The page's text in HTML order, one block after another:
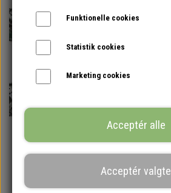
Funktionelle cookies
Statistik cookies
Marketing cookies
Acceptér alle
Acceptér valgte